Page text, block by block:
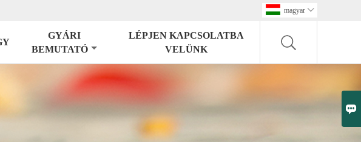

magyar 
GYÁRI
BEMUTATÓ
LÉPJEN KAPCSOLATBA
VELÜNK